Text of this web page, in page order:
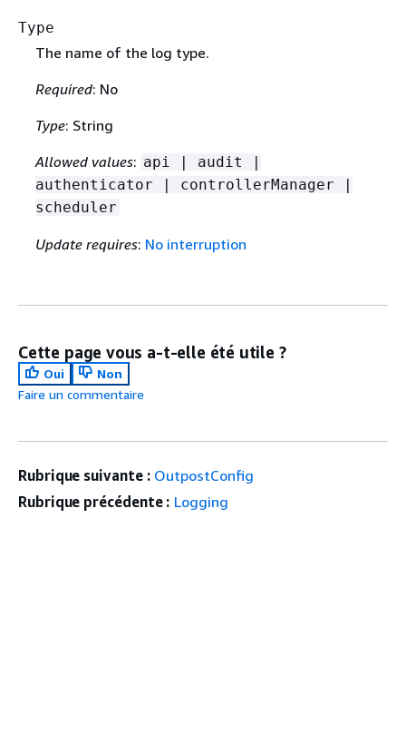
Type
The name of the log type.
Required: No
Type: String
Allowed values: api | audit |
authenticator | controllerManager |
scheduler
Update requires: No interruption
Cette page vous a-t-elle été utile ?
Oui
Non
Faire un commentaire
Rubrique suivante : OutpostConfig
Rubrique précédente : Logging